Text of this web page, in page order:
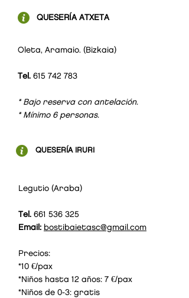
QUESERÍA ATXETA
Oleta, Aramaio. (Bizkaia)
Tel. 615 742 783
* Bajo reserva con antelación.
* Mínimo 6 personas.
QUESERÍA IRURI
Legutio (Araba)
Tel. 661 536 325
Email: bostibaietasc@gmail.com
Precios:
*10 €/pax
*Niños hasta 12 años: 7 €/pax
*Niños de 0-3: gratis